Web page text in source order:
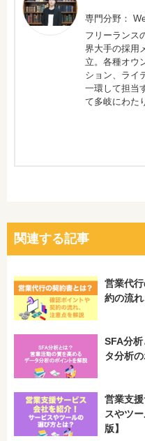
専門分野：
フリーランス
界大手の採用
立。各種オウ
ション、ライ
一環して担当
て多岐にわた
関連する記事
営業代
約の流
SFA分
タ分析
営業支
スやツ
版】